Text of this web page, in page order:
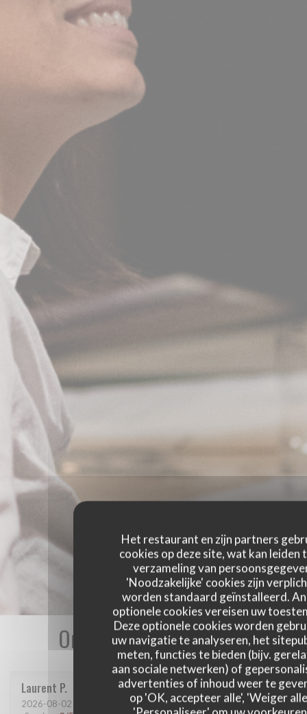
Het restaurant en zijn partners
cookies op deze site, wat kan leiden
verzameling van
'Noodzakelijke' cookies zijn
worden standaard geïnstalleerd.
optionele cookies vereisen uw
Deze optionele cookies worden
uw navigatie te analyseren, het
meten, functies te bieden (bijv.
aan sociale netwerken) of
advertenties of inhoud weer te
op 'OK, accepteer alle', 'Weiger
Onze gastbeoordelingen
Laurent P
2026-08-02 - 13:00 - Gasten 2